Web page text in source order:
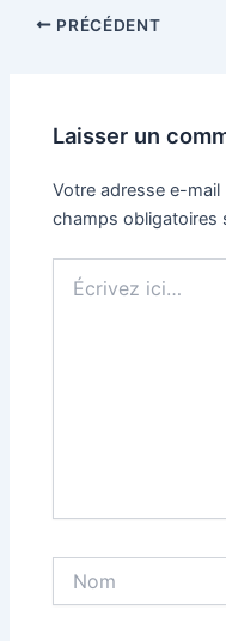
PRÉCÉDENT
Laisser un
Votre adresse e-mail
champs obligatoires
ici…